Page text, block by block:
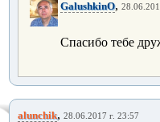
GalushkinO,
Спасибо тебе
alunchik, 28.06.2017 г. 23:57